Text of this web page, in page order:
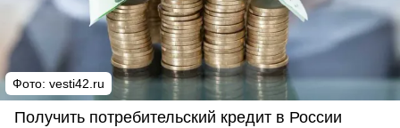
Фото: vesti42.ru
Получить потребительский кредит в России